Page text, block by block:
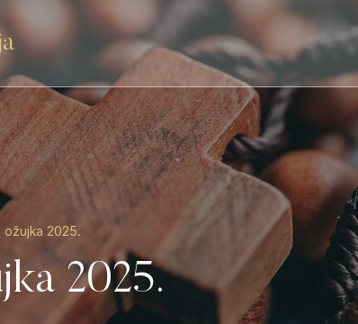
ožujka 2025.
2025.